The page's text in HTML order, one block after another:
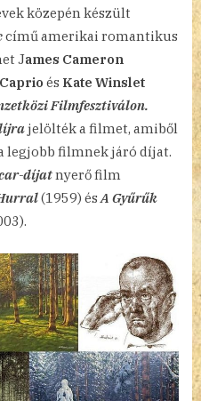
közepén készült
című amerikai romantikus
James Cameron
és Kate Winslet
Filmfesztiválon.
jelölték a filmet, amiből
legjobb filmnek járó díjat.
díjatnyerő film
(1959) ésA Gyűrűk